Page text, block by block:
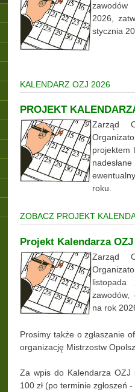
zawodów
2026,
stycznia
KALENDARZ OZJ 2026
PROJEKT
Zarząd
projektem
roku.
ZOBACZ PROJEKT
Projekt Kalendarza OZJ
Zarząd
listopada
zawodów,
na rok
Prosimy także o zgłaszanie
organizację Mistrzostw
Za wpis do Kalendarza OZJ
100 zł (po terminie zgłoszeń -